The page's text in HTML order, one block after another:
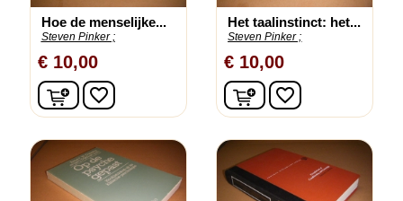
Hoe de menselijke...
Steven Pinker ;
€ 10,00
In winkelwagen
favorite_border
Het taalinstinct: het...
Steven Pinker ;
€ 10,00
In winkelwagen
favorite_border